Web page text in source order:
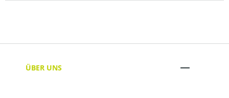
ÜBER UNS